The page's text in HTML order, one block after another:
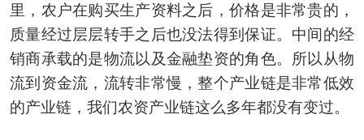
里，农户在购买生产资料之后，价格是非常贵的，
质量经过层层转手之后也没法得到保证。中间的经
销商承载的是物流以及金融垫资的角色。所以从物
流到资金流，流转非常慢，整个产业链是非常低效
的产业链，我们农资产业链这么多年都没有变过。